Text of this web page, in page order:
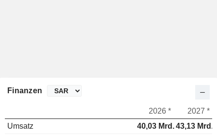
Finanzen
2026 *
2027 *
Umsatz
40,03 Mrd.43,13 Mrd.